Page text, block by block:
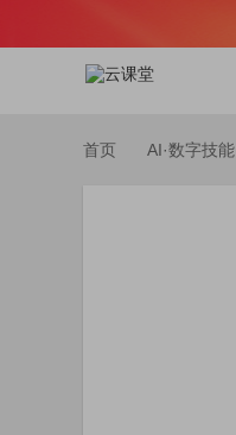
首页 AI·数字技能